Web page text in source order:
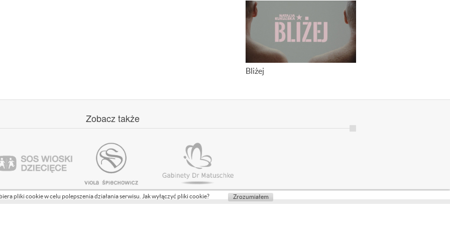
Bliżej
Zobacz także
pliki cookie w celu polepszenia działania serwisu. Jak wyłączyć pliki cookie? Zrozumiałem